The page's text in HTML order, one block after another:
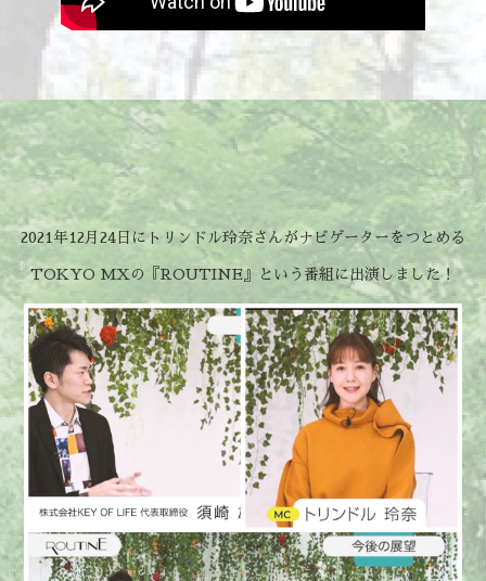
2021年12月24日にトリンドル玲奈さんがナビゲーターをつとめる
TOKYO MXの『ROUTINE』という番組に出演しました！